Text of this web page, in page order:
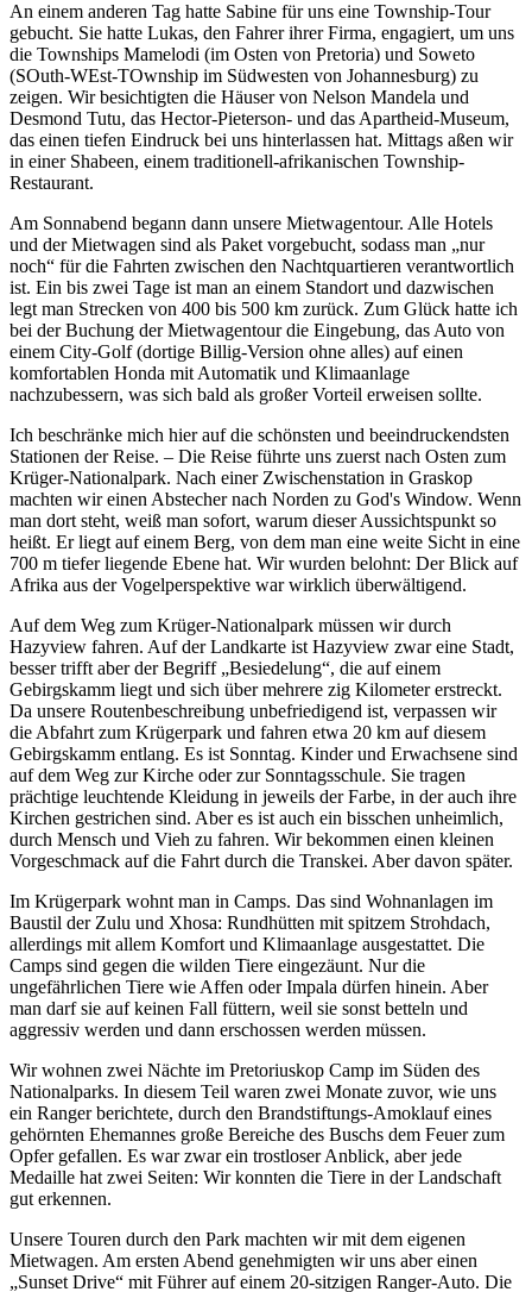
An einem anderen Tag hatte Sabine für uns eine Township-Tour
gebucht. Sie hatte Lukas, den Fahrer ihrer Firma, engagiert, um uns
die Townships Mamelodi (im Osten von Pretoria) und Soweto
(SOuth-WEst-TOwnship im Südwesten von Johannesburg) zu
zeigen. Wir besichtigten die Häuser von Nelson Mandela und
Desmond Tutu, das Hector-Pieterson- und das Apartheid-Museum,
das einen tiefen Eindruck bei uns hinterlassen hat. Mittags aßen wir
in einer Shabeen, einem traditionell-afrikanischen Township-
Restaurant.
Am Sonnabend begann dann unsere Mietwagentour. Alle Hotels
und der Mietwagen sind als Paket vorgebucht, sodass man
nur
noch
für die Fahrten zwischen den Nachtquartieren verantwortlich
ist. Ein bis zwei Tage ist man an einem Standort und dazwischen
legt man Strecken von 400 bis 500 km zurück. Zum Glück hatte ich
bei der Buchung der Mietwagentour die Eingebung, das Auto von
einem City-Golf (dortige Billig-Version ohne alles) auf einen
komfortablen Honda mit Automatik und Klimaanlage
nachzubessern, was sich bald als großer Vorteil erweisen sollte.
Ich beschränke mich hier auf die schönsten und beeindruckendsten
Stationen der Reise. – Die Reise führte uns zuerst nach Osten zum
Krüger-Nationalpark. Nach einer Zwischenstation in Graskop
machten wir einen Abstecher nach Norden zu God's Window. Wenn
man dort steht, weiß man sofort, warum dieser Aussichtspunkt so
heißt. Er liegt auf einem Berg, von dem man eine weite Sicht in eine
700 m tiefer liegende Ebene hat. Wir wurden belohnt: Der Blick auf
Afrika aus der Vogelperspektive war wirklich überwältigend.
Auf dem Weg zum Krüger-Nationalpark müssen wir durch
Hazyview fahren. Auf der Landkarte ist Hazyview zwar eine Stadt,
besser trifft aber der Begriff Besiedelung , die auf einem
Gebirgskamm liegt und sich über mehrere zig Kilometer erstreckt.
Da unsere Routenbeschreibung unbefriedigend ist, verpassen wir
die Abfahrt zum Krügerpark und fahren etwa 20 km auf diesem
Gebirgskamm entlang. Es ist Sonntag. Kinder und Erwachsene sind
auf dem Weg zur Kirche oder zur Sonntagsschule. Sie tragen
prächtige leuchtende Kleidung in jeweils der Farbe, in der auch ihre
Kirchen gestrichen sind. Aber es ist auch ein bisschen unheimlich,
durch Mensch und Vieh zu fahren. Wir bekommen einen kleinen
Vorgeschmack auf die Fahrt durch die Transkei. Aber davon später.
Im Krügerpark wohnt man in Camps. Das sind Wohnanlagen im
Baustil der Zulu und Xhosa: Rundhütten mit spitzem Strohdach,
allerdings mit allem Komfort und Klimaanlage ausgestattet. Die
Camps sind gegen die wilden Tiere eingezäunt. Nur die
ungefährlichen Tiere wie Affen oder Impala dürfen hinein. Aber
man darf sie auf keinen Fall füttern, weil sie sonst betteln und
aggressiv werden und dann erschossen werden müssen.
Wir wohnen zwei Nächte im Pretoriuskop Camp im Süden des
Nationalparks. In diesem Teil waren zwei Monate zuvor, wie uns
ein Ranger berichtete, durch den Brandstiftungs-Amoklauf eines
gehörnten Ehemannes große Bereiche des Buschs dem Feuer zum
Opfer gefallen. Es war zwar ein trostloser Anblick, aber jede
Medaille hat zwei Seiten: Wir konnten die Tiere in der Landschaft
gut erkennen.
Unsere Touren durch den Park machten wir mit dem eigenen
Mietwagen. Am ersten Abend genehmigten wir uns aber einen
Sunset Drive
mit Führer auf einem 20-sitzigen Ranger-Auto. Die